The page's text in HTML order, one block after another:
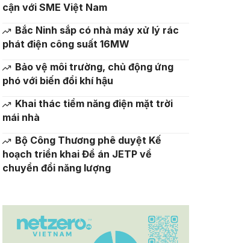
cận với SME Việt Nam
Bắc Ninh sắp có nhà máy xử lý rác
phát điện công suất 16MW
Bảo vệ môi trường, chủ động ứng
phó với biến đổi khí hậu
Khai thác tiềm năng điện mặt trời
mái nhà
Bộ Công Thương phê duyệt Kế
hoạch triển khai Đề án JETP về
chuyển đổi năng lượng